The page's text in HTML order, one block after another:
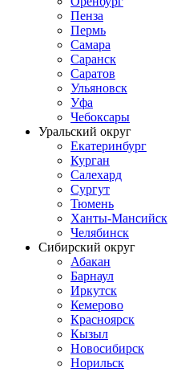
Пенза
Пермь
Самара
Саранск
Саратов
Ульяновск
Уфа
Чебоксары
Уральский округ
Екатеринбург
Курган
Салехард
Сургут
Тюмень
Ханты-Мансийск
Челябинск
Сибирский округ
Абакан
Барнаул
Иркутск
Кемерово
Красноярск
Кызыл
Новосибирск
Норильск